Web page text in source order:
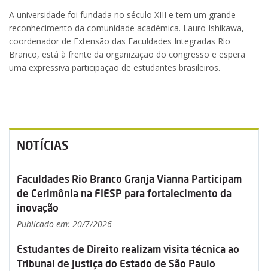
A universidade foi fundada no século XIII e tem um grande
reconhecimento da comunidade acadêmica. Lauro Ishikawa,
coordenador de Extensão das Faculdades Integradas Rio
Branco, está à frente da organização do congresso e espera
uma expressiva participação de estudantes brasileiros.
NOTÍCIAS
Faculdades Rio Branco Granja Vianna Participam
de Cerimônia na FIESP para fortalecimento da
inovação
Publicado em: 20/7/2026
Estudantes de Direito realizam visita técnica ao
Tribunal de Justiça do Estado de São Paulo